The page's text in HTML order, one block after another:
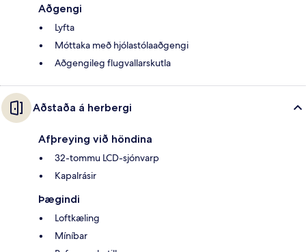
Aðgengi
Lyfta
Móttaka með hjólastólaaðgengi
Aðgengileg flugvallarskutla
Aðstaða á herbergi
Afþreying við höndina
32-tommu LCD-sjónvarp
Kapalrásir
Þægindi
Loftkæling
Míníbar